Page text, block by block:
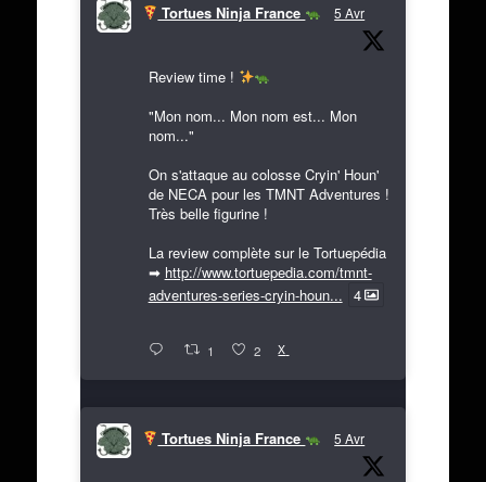
Tortues Ninja France 5 Avr
Review time !
"Mon nom... Mon nom est... Mon
nom..."
On s'attaque au colosse Cryin' Houn'
de NECA pour les TMNT Adventures !
Très belle figurine !
La review complète sur le Tortuepédia
➡ http://www.tortuepedia.com/tmnt-
adventures-series-cryin-houn... 4
1 2 X
Tortues Ninja France 5 Avr